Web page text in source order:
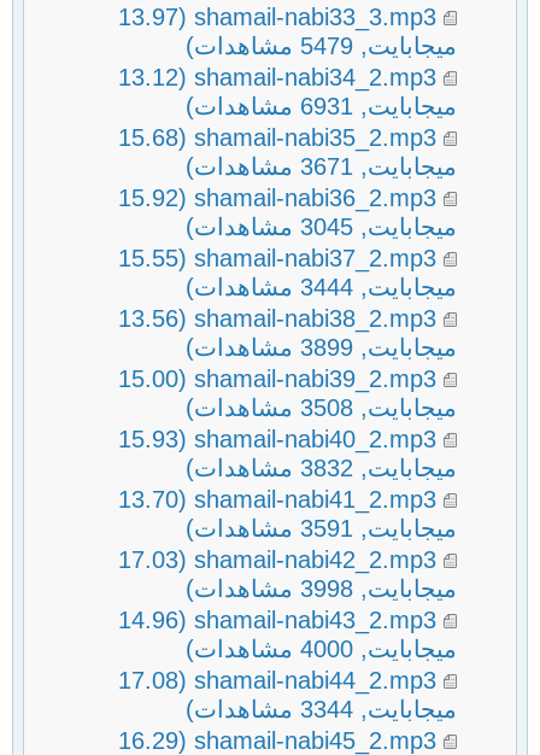
shamail-nabi33_3.mp3
(13.97
ميجابايت, 5479 مشاهدات)
shamail-nabi34_2.mp3
(13.12
ميجابايت, 6931 مشاهدات)
shamail-nabi35_2.mp3
(15.68
ميجابايت, 3671 مشاهدات)
shamail-nabi36_2.mp3
(15.92
ميجابايت, 3045 مشاهدات)
shamail-nabi37_2.mp3
(15.55
ميجابايت, 3444 مشاهدات)
shamail-nabi38_2.mp3
(13.56
ميجابايت, 3899 مشاهدات)
shamail-nabi39_2.mp3
(15.00
ميجابايت, 3508 مشاهدات)
shamail-nabi40_2.mp3
(15.93
ميجابايت, 3832 مشاهدات)
shamail-nabi41_2.mp3
(13.70
ميجابايت, 3591 مشاهدات)
shamail-nabi42_2.mp3
(17.03
ميجابايت, 3998 مشاهدات)
shamail-nabi43_2.mp3
(14.96
ميجابايت, 4000 مشاهدات)
shamail-nabi44_2.mp3
(17.08
ميجابايت, 3344 مشاهدات)
shamail-nabi45_2.mp3
(16.29